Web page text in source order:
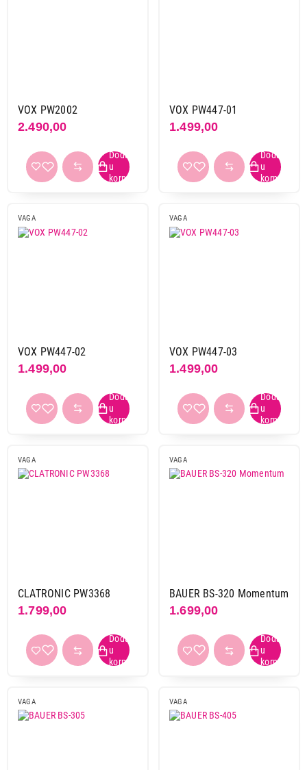
VOX PW2002
2.490,00
VOX PW447-01
1.499,00
VAGA
VOX PW447-02
1.499,00
VAGA
VOX PW447-03
1.499,00
VAGA
CLATRONIC PW3368
1.799,00
VAGA
BAUER BS-320 Momentum
1.699,00
VAGA VAGA
VAGE
TEFAL PP1331 PURE NATURE
Proizvod je dodat u korpu.
Ukupno u korpi: